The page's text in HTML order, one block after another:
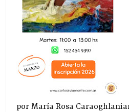
por María Rosa